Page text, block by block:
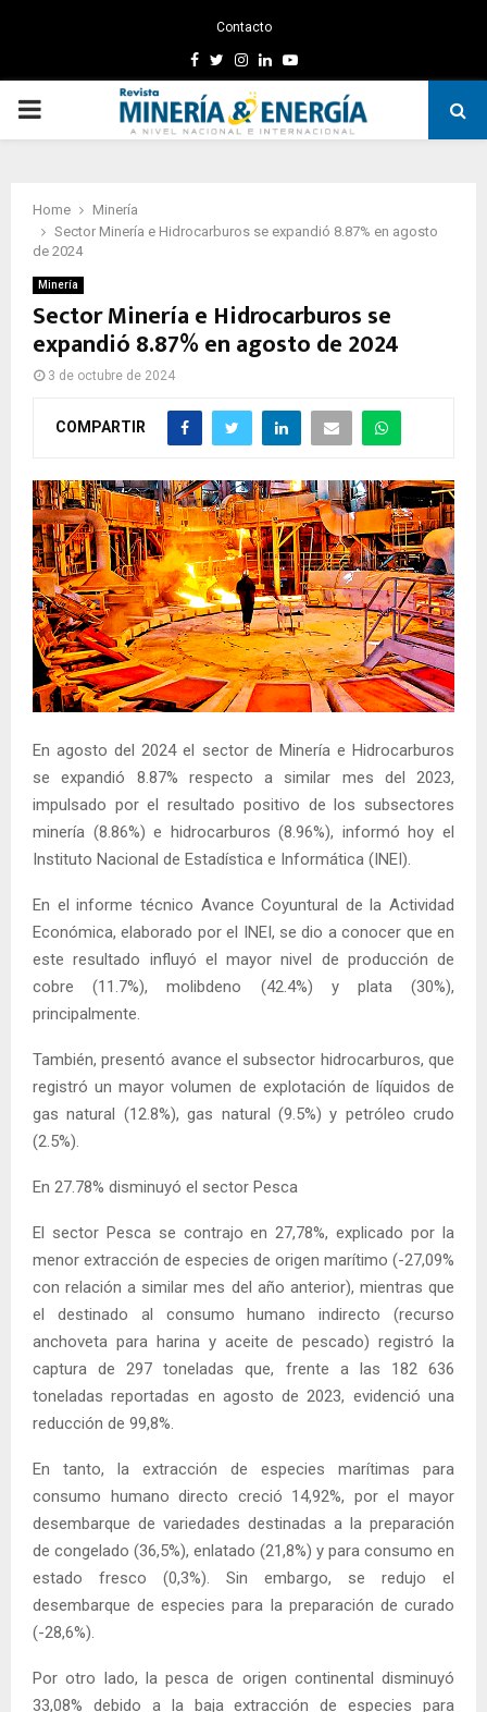
Contacto
Facebook
TwitterInstagram
LinkedinYoutube
PRIMARY
Home
Minería
Sector Minería e Hidrocarburos se expandió 8.87% en agosto
de 2024
Minería
Sector Minería e Hidrocarburos se
expandió 8.87% en agosto de 2024
3 de octubre de 2024
COMPARTIR
En agosto del 2024 el sector de Minería e Hidrocarburos
se expandió 8.87% respecto a similar mes del 2023,
impulsado por el resultado positivo de los subsectores
minería (8.86%) e hidrocarburos (8.96%), informó hoy el
Instituto Nacional de Estadística e Informática (INEI).
En el informe técnico Avance Coyuntural de la Actividad
Económica, elaborado por el INEI, se dio a conocer que en
este resultado influyó el mayor nivel de producción de
cobre (11.7%), molibdeno (42.4%) y plata (30%),
principalmente.
También, presentó avance el subsector hidrocarburos, que
registró un mayor volumen de explotación de líquidos de
gas natural (12.8%), gas natural (9.5%) y petróleo crudo
(2.5%).
En 27.78% disminuyó el sector Pesca
El sector Pesca se contrajo en 27,78%, explicado por la
menor extracción de especies de origen marítimo (-27,09%
con relación a similar mes del año anterior), mientras que
el destinado al consumo humano indirecto (recurso
anchoveta para harina y aceite de pescado) registró la
captura de 297 toneladas que, frente a las 182 636
toneladas reportadas en agosto de 2023, evidenció una
reducción de 99,8%.
En tanto, la extracción de especies marítimas para
consumo humano directo creció 14,92%, por el mayor
desembarque de variedades destinadas a la preparación
de congelado (36,5%), enlatado (21,8%) y para consumo en
estado fresco (0,3%). Sin embargo, se redujo el
desembarque de especies para la preparación de curado
(-28,6%).
Por otro lado, la pesca de origen continental disminuyó
33,08% debido a la baja extracción de especies para